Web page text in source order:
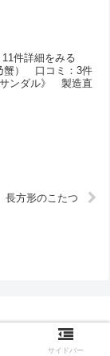
件詳細をみる
蟹） 口コミ：3件
サンダル》 製造直
長方形のこたつ
グ. サイドバー